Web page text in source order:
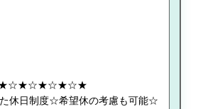
休日制度☆希望休の考慮も可能☆